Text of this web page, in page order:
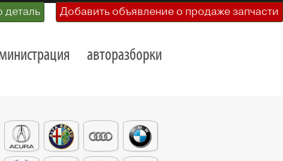
деталь Добавить объявление о продаже запчасти
авторазборки